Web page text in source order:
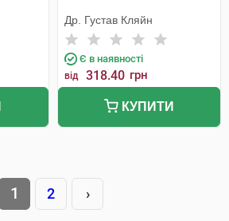
Др. Густав Кляйн
Є в наявності
від 318.40 грн
КУПИТИ
1 2 ›